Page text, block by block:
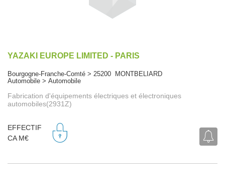
YAZAKI EUROPE LIMITED - PARIS
Bourgogne-Franche-Comté > 25200 MONTBELIARD
Automobile > Automobile
Fabrication d'équipements électriques et électroniques
automobiles(2931Z)
EFFECTIF
CA M€